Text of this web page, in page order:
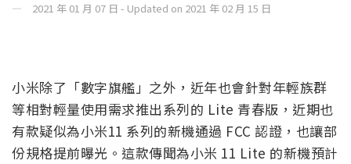
2021 年 01 月 07 日 - Updated on 2021 年 02 月 15 日
小米除了「數字旗艦」之外，近年也會針對年輕族群
等相對輕量使用需求推出系列的 Lite 青春版，近期也
有款疑似為小米11 系列的新機通過 FCC 認證，也讓部
份規格提前曝光。這款傳聞為小米 11 Lite 的新機預計